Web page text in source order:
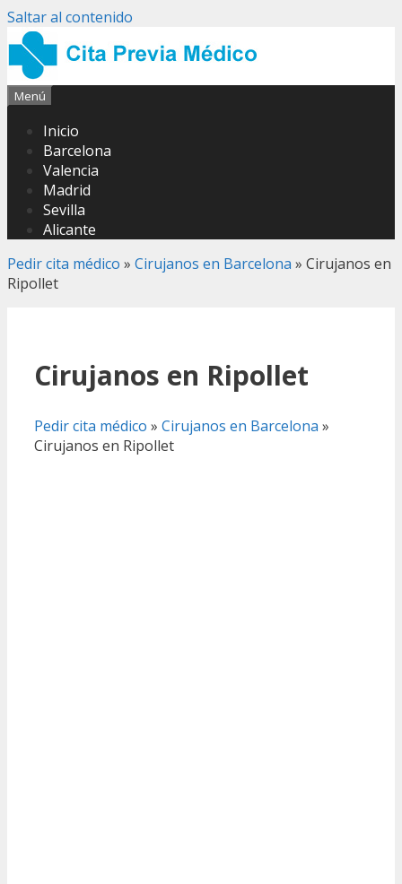
Saltar al contenido
Menú
Inicio
Barcelona
Valencia
Madrid
Sevilla
Alicante
Pedir cita médico » Cirujanos en Barcelona » Cirujanos en
Ripollet
Cirujanos en Ripollet
Pedir cita médico » Cirujanos en Barcelona »
Cirujanos en Ripollet